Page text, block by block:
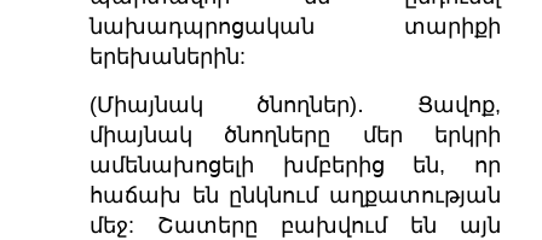
նախադպրոցական տարիքի
երեխաներին:
(Միայնակ ծնողներ)․ Ցավոք,
միայնակ ծնողները մեր երկրի
ամենախոցելի խմբերից են, որ
հաճախ են ընկնում աղքատության
մեջ: Շատերը բախվում են այն